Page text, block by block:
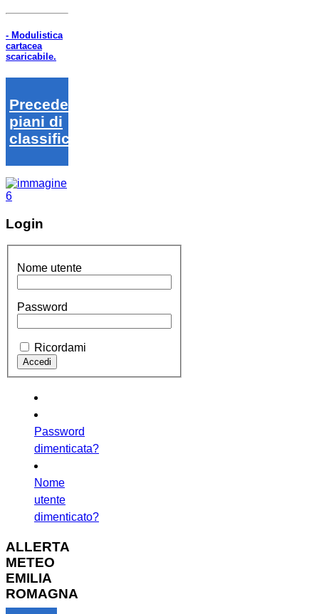
- Modulistica
cartacea
scaricabile.
Precedenti
piani di
classifica
Login
Nome utente
Password
Ricordami
Password
dimenticata?
Nome
utente
dimenticato?
ALLERTA
METEO
EMILIA
ROMAGNA